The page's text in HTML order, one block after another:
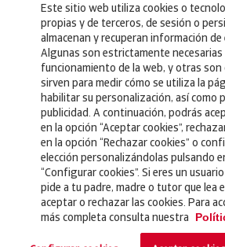
© Copyright 2026, Crédito y Caución
Aviso Legal
Política de Privacidad
RGPD
Política de Cookies
Seguros
Noticias
Este sitio web utiliza cookies o
propias y de terceros, de sesión o
almacenan y recuperan información
Algunas son estrictamente necesarias
funcionamiento de la web, y otras
sirven para medir cómo se utiliza la
habilitar su personalización, así como
publicidad. A continuación, podrás
en la opción “Aceptar cookies”,
en la opción “Rechazar cookies” o
elección personalizándolas pulsando
“Configurar cookies”. Si eres un
pide a tu padre, madre o tutor que lea
aceptar o rechazar las cookies. Para
más completa consulta nuestra